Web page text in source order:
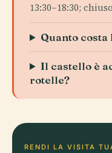
13:30–18:30;
Quanto costa
Il castello è
rotelle?
RENDI LA VISITA